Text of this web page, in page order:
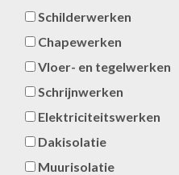
Schilderwerken
Chapewerken
Vloer- en tegelwerken
Schrijnwerken
Elektriciteitswerken
Dakisolatie
Muurisolatie